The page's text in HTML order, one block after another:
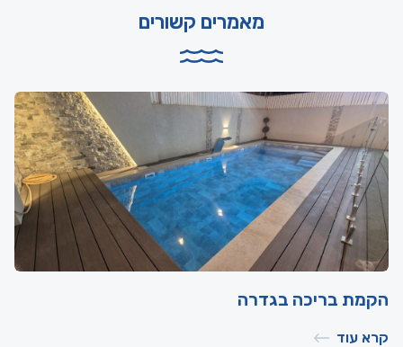
מאמרים קשורים
הקמת בריכה בגדרה
קרא עוד